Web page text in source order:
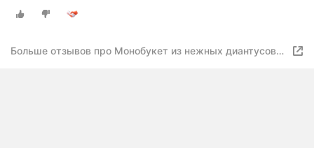
Больше отзывов про Монобукет из нежных диантусов